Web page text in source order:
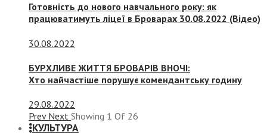
Готовність до нового навчального року: як
працюватимуть ліцеї в Броварах 30.08.2022 (Відео)
30.08.2022
БУРХЛИВЕ ЖИТТЯ БРОВАРІВ ВНОЧІ:
Хто найчастіше порушує комендантську годину
29.08.2022
Prev Next Showing 1 Of 26
КУЛЬТУРА